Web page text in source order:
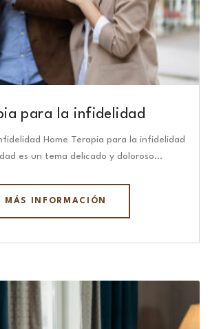
para la infidelidad
Home Terapia para la infidelidad
es un tema delicado y doloroso…
MÁS INFORMACIÓN